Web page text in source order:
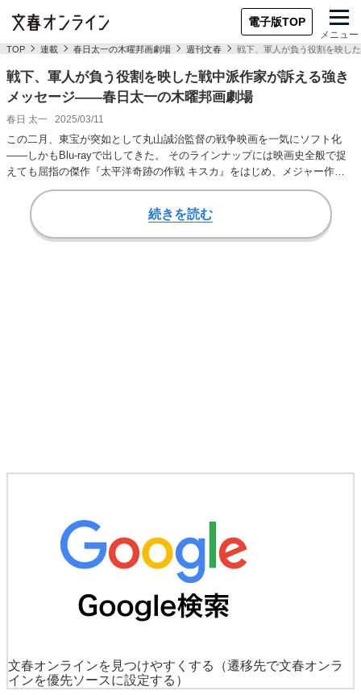
電子版TOP
メニュー
TOP 連載 春日太一の木曜邦画劇場 週刊文春 戦下、軍人が負う役割を映し
戦下、軍人が負う役割を映した戦中派作家が訴える強き
メッセージ――春日太一の木曜邦画劇場
春日 太一 2025/03/11
この二月、東宝が突如として丸山誠治監督の戦争映画を一気にソフト化
――しかもBlu-rayで出してきた。 そのラインナップには映画史全般で捉
えても屈指の傑作『太平洋奇跡の作戦 キスカ』をはじめ、メジャー作が
並んでいる…
続きを読む
文春オンラインを見つけやすくする
（遷移先で文春オンラ
インを優先ソースに設定する）